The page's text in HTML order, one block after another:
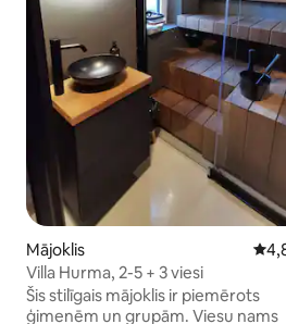
Mājoklis
Villa Hurma, 2-5 + 3 viesi
Šis stilīgais mājoklis ir piemērots
ģimenēm un grupām. Viesu nams